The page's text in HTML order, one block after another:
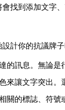
找到添加文字
計你的抗議牌
的訊息。無論
來讓文字突出
關的標誌、符